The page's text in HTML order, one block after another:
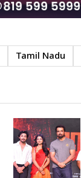
Tamil Nadu